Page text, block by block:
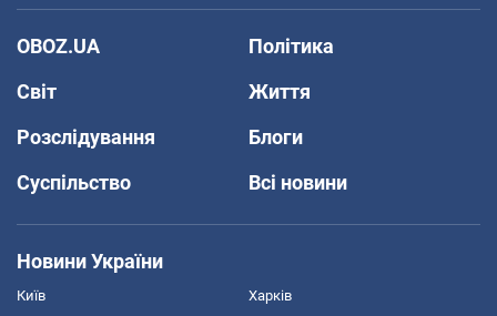
OBOZ.UA
Політика
Світ
Життя
Розслідування
Блоги
Суспільство
Всі новини
Новини України
Київ Харків